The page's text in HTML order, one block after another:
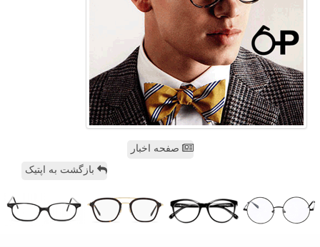
صفحه اخبار
بازگشت به اپتیک